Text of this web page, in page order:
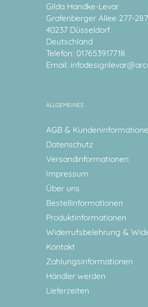
Gilda Handke-Levar
Grafenberger Allee 277-287
40237 Düsseldorf
Deutschland
Telefon: 017653917718
Email:
ALLGEMEINES
AGB &
Datenschutz
Versandinformationen
Impressum
Über uns
Bestellinformationen
Produktinformationen
Widerrufsbelehrung &
Kontakt
Zahlungsinformationen
Händler werden
Lieferzeiten